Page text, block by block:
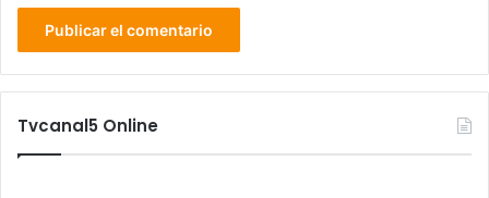
Tvcanal5 Online